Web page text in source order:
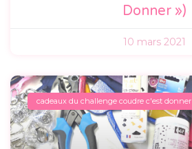
Donner »)
10 mars 2021
cadeaux du challenge coudre c'est donner